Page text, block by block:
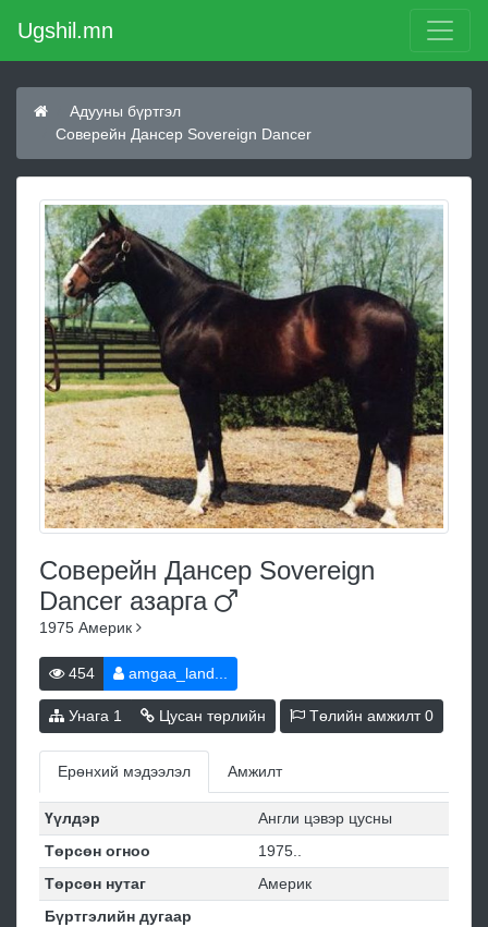
Ugshil.mn
Адууны бүртгэл
Соверейн Дансер Sovereign Dancer
Соверейн Дансер Sovereign
Dancer азарга
1975 Америк
454 amgaa_land...
Унага 1 Цусан төрлийн Төлийн амжилт0
Ерөнхий мэдээлэл Амжилт
Үүлдэр
Англи цэвэр цусны
Төрсөн огноо
1975..
Төрсөн нутаг
Америк
Бүртгэлийн дугаар